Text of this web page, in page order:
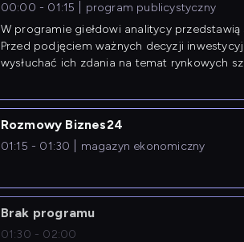
00:00 - 01:15
program publicystyczny
W programie giełdowi analitycy
Przed podjęciem ważnych decyzji
wysłuchać ich zdania na temat rynkowych
Rozmowy Biznes24
01:15 - 01:30 magazyn ekonomiczny
Brak programu
01:30 - 02:00